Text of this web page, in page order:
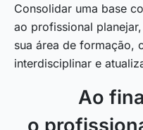
Consolidar uma base
ao profissional
sua área de formação,
interdisciplinar e
Ao
o